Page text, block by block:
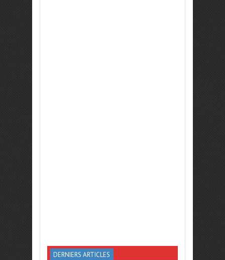
DERNIERS ARTICLES